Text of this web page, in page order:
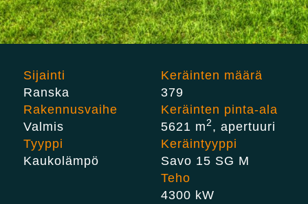
Sijainti
Ranska
Rakennusvaihe
Valmis
Tyyppi
Kaukolämpö
Keräinten määrä
379
Keräinten pinta-ala
5621 m 2 , apertuuri
Keräintyyppi
Savo 15 SG M
Teho
4300 kW